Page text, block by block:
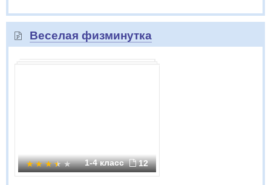
Веселая физминутка
1-4 класс 12